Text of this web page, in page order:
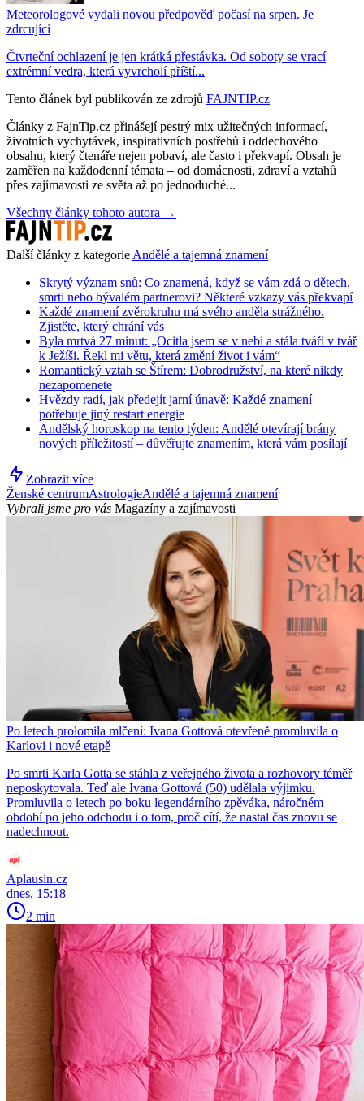
Meteorologové vydali novou předpověď počasí na srpen. Je
zdrcující
Čtvrteční ochlazení je jen krátká přestávka. Od soboty se vrací
extrémní vedra, která vyvrcholí příští...
Tento článek byl publikován ze zdrojů FAJNTIP.cz
Články z FajnTip.cz přinášejí pestrý mix užitečných informací,
životních vychytávek, inspirativních postřehů i oddechového
obsahu, který čtenáře nejen pobaví, ale často i překvapí. Obsah je
zaměřen na každodenní témata – od domácnosti, zdraví a vztahů
přes zajímavosti ze světa až po jednoduché...
Všechny články tohoto autora →
Další články z kategorieAndělé a tajemná znamení
Skrytý význam snů: Co znamená, když se vám zdá o dětech,
smrti nebo bývalém partnerovi? Některé vzkazy vás překvapí
Každé znamení zvěrokruhu má svého anděla strážného.
Zjistěte, který chrání vás
Byla mrtvá 27 minut: „Ocitla jsem se v nebi a stála tváří v tvář
k Ježíši. Řekl mi větu, která změní život i vám“
Romantický vztah se Štírem: Dobrodružství, na které nikdy
nezapomenete
Hvězdy radí, jak předejít jarní únavě: Každé znamení
potřebuje jiný restart energie
Andělský horoskop na tento týden: Andělé otevírají brány
nových příležitostí – důvěřujte znamením, která vám posílají
Zobrazit více
Ženské centrumAstrologieAndělé a tajemná znamení
Vybrali jsme pro vás Magazíny a zajímavosti
Po letech prolomila mlčení: Ivana Gottová otevřeně promluvila o
Karlovi i nové etapě
Po smrti Karla Gotta se stáhla z veřejného života a rozhovory téměř
neposkytovala. Teď ale Ivana Gottová (50) udělala výjimku.
Promluvila o letech po boku legendárního zpěváka, náročném
období po jeho odchodu i o tom, proč cítí, že nastal čas znovu se
nadechnout.
Aplausin.cz
dnes, 15:18
2 min